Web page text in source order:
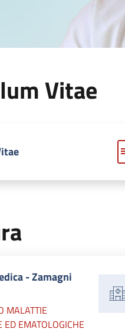
Vitae
- Zamagni
MALATTIE
ED EMATOLOGICHE